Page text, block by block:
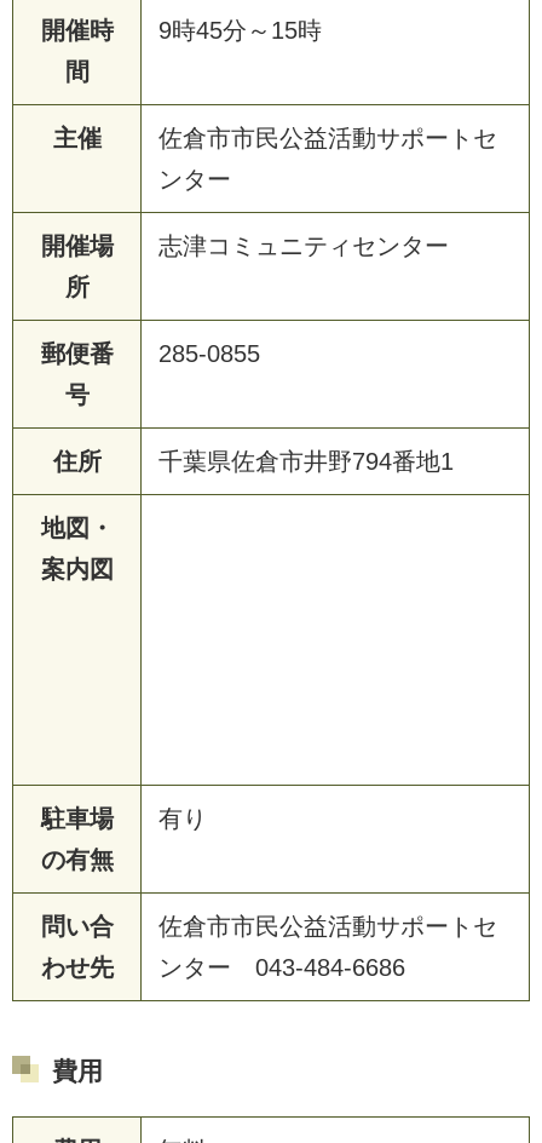
開催時
間
9時45分～15時
主催
佐倉市市民公益活動サポートセ
ンター
開催場
所
志津コミュニティセンター
郵便番
号
285-0855
住所 千葉県佐倉市井野794番地1
地図・
案内図
駐車場
の有無
有り
問い合
わせ先
佐倉市市民公益活動サポートセ
ンター 043-484-6686
費用